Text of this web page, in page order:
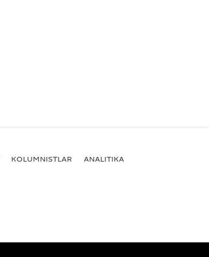
KOLUMNISTLAR ANALITIKA